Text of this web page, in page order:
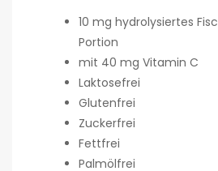
10 mg hydrolysiertes
Portion
mit 40 mg Vitamin C
Laktosefrei
Glutenfrei
Zuckerfrei
Fettfrei
Palmölfrei